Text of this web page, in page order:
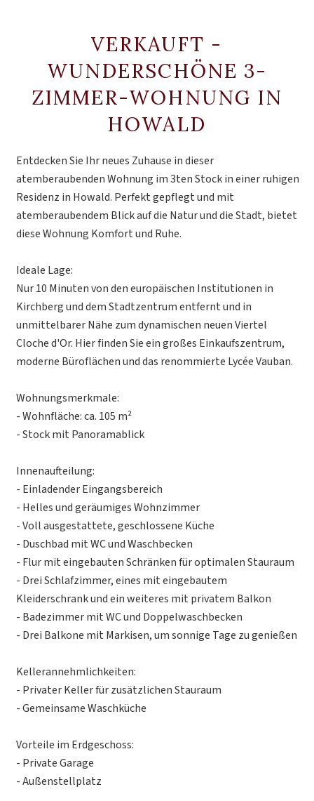
VERKAUFT -
WUNDERSCHÖNE 3-
ZIMMER-WOHNUNG IN
HOWALD
Entdecken Sie Ihr neues Zuhause in dieser
atemberaubenden Wohnung im 3ten Stock in einer ruhigen
Residenz in Howald. Perfekt gepflegt und mit
atemberaubendem Blick auf die Natur und die Stadt, bietet
diese Wohnung Komfort und Ruhe.
Ideale Lage:
Nur 10 Minuten von den europäischen Institutionen in
Kirchberg und dem Stadtzentrum entfernt und in
unmittelbarer Nähe zum dynamischen neuen Viertel
Cloche d'Or. Hier finden Sie ein großes Einkaufszentrum,
moderne Büroflächen und das renommierte Lycée Vauban.
Wohnungsmerkmale:
- Wohnfläche: ca. 105 m²
- Stock mit Panoramablick
Innenaufteilung:
- Einladender Eingangsbereich
- Helles und geräumiges Wohnzimmer
- Voll ausgestattete, geschlossene Küche
- Duschbad mit WC und Waschbecken
- Flur mit eingebauten Schränken für optimalen Stauraum
- Drei Schlafzimmer, eines mit eingebautem
Kleiderschrank und ein weiteres mit privatem Balkon
- Badezimmer mit WC und Doppelwaschbecken
- Drei Balkone mit Markisen, um sonnige Tage zu genießen
Kellerannehmlichkeiten:
- Privater Keller für zusätzlichen Stauraum
- Gemeinsame Waschküche
Vorteile im Erdgeschoss:
- Private Garage
- Außenstellplatz